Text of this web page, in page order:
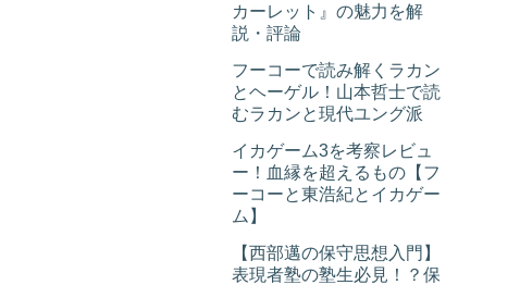
カーレット』の魅力を解
説・評論
フーコーで読み解くラカン
とヘーゲル！山本哲士で読
むラカンと現代ユング派
イカゲーム3を考察レビュ
ー！血縁を超えるもの【フ
ーコーと東浩紀とイカゲー
ム】
【西部邁の保守思想入門】
表現者塾の塾生必見！？保